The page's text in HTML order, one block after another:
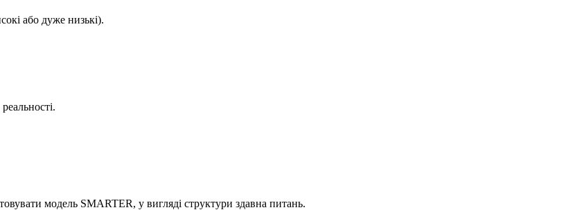
або дуже низькі).
модель SMARTER, у вигляді структури здавна питань.